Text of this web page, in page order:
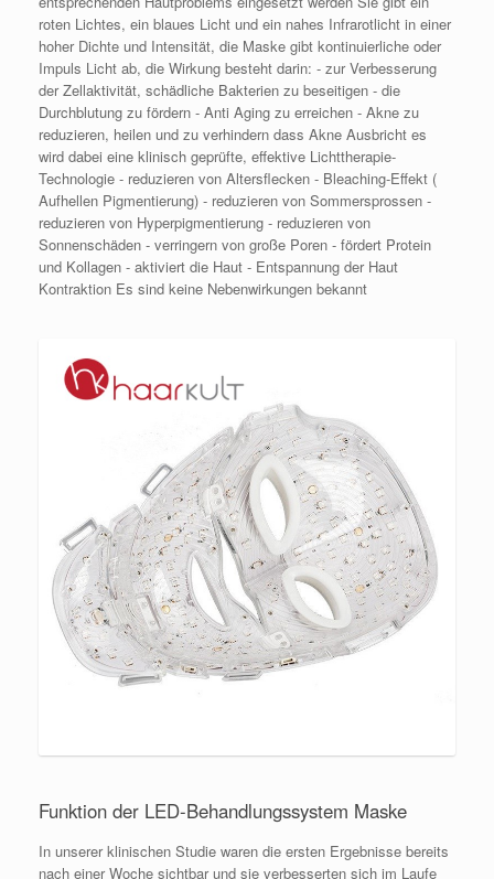
roten Lichtes, ein blaues Licht und ein nahes Infrarotlicht in einer
hoher Dichte und Intensität, die Maske gibt kontinuierliche oder
Impuls Licht ab, die Wirkung besteht darin: - zur Verbesserung
der Zellaktivität, schädliche Bakterien zu beseitigen - die
Durchblutung zu fördern - Anti Aging zu erreichen - Akne zu
reduzieren, heilen und zu verhindern dass Akne Ausbricht es
wird dabei eine klinisch geprüfte, effektive Lichttherapie-
Technologie - reduzieren von Altersflecken - Bleaching-Effekt (
Aufhellen Pigmentierung) - reduzieren von Sommersprossen -
reduzieren von Hyperpigmentierung - reduzieren von
Sonnenschäden - verringern von große Poren - fördert Protein
und Kollagen - aktiviert die Haut - Entspannung der Haut
Kontraktion Es sind keine Nebenwirkungen bekannt
Funktion der LED-Behandlungssystem Maske
In unserer klinischen Studie waren die ersten Ergebnisse bereits
nach einer Woche sichtbar und sie verbesserten sich im Laufe